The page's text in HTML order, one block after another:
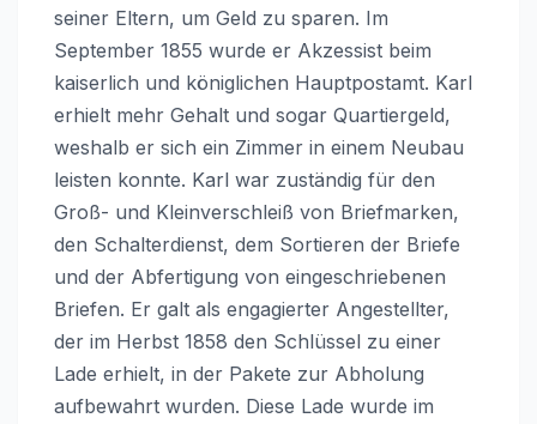
seiner Eltern, um Geld zu sparen. Im
September 1855 wurde er Akzessist beim
kaiserlich und königlichen Hauptpostamt. Karl
erhielt mehr Gehalt und sogar Quartiergeld,
weshalb er sich ein Zimmer in einem Neubau
leisten konnte. Karl war zuständig für den
Groß- und Kleinverschleiß von Briefmarken,
den Schalterdienst, dem Sortieren der Briefe
und der Abfertigung von eingeschriebenen
Briefen. Er galt als engagierter Angestellter,
der im Herbst 1858 den Schlüssel zu einer
Lade erhielt, in der Pakete zur Abholung
aufbewahrt wurden. Diese Lade wurde im